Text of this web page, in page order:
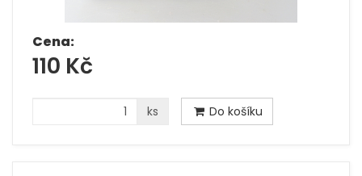
Cena:
110 Kč
ks Do košíku